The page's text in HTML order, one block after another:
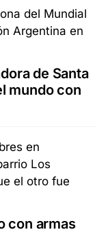
de Santa
mundo con
con armas